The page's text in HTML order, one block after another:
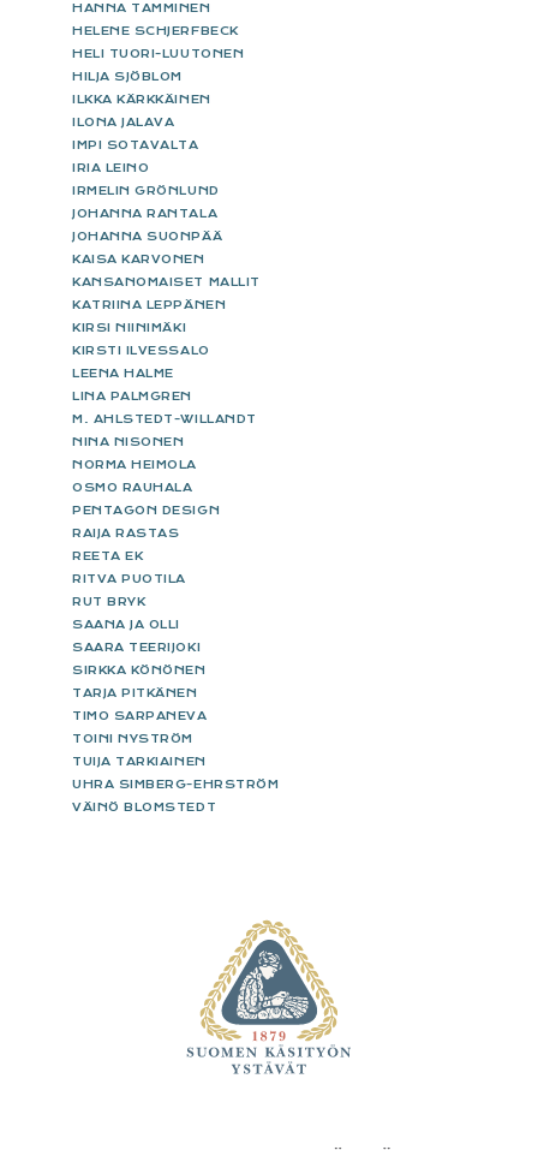
HANNA TAMMINEN
HELENE SCHJERFBECK
HELI TUORI-LUUTONEN
HILJA SJÖBLOM
ILKKA KÄRKKÄINEN
ILONA JALAVA
IMPI SOTAVALTA
IRIA LEINO
IRMELIN GRÖNLUND
JOHANNA RANTALA
JOHANNA SUONPÄÄ
KAISA KARVONEN
KANSANOMAISET MALLIT
KATRIINA LEPPÄNEN
KIRSI NIINIMÄKI
KIRSTI ILVESSALO
LEENA HALME
LINA PALMGREN
M. AHLSTEDT-WILLANDT
NINA NISONEN
NORMA HEIMOLA
OSMO RAUHALA
PENTAGON DESIGN
RAIJA RASTAS
REETA EK
RITVA PUOTILA
RUT BRYK
SAANA JA OLLI
SAARA TEERIJOKI
SIRKKA KÖNÖNEN
TARJA PITKÄNEN
TIMO SARPANEVA
TOINI NYSTRÖM
TUIJA TARKIAINEN
UHRA SIMBERG-EHRSTRÖM
VÄINÖ BLOMSTEDT